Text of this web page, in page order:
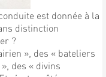
est donnée à la
distinction
?
», des « bateliers
des « divins